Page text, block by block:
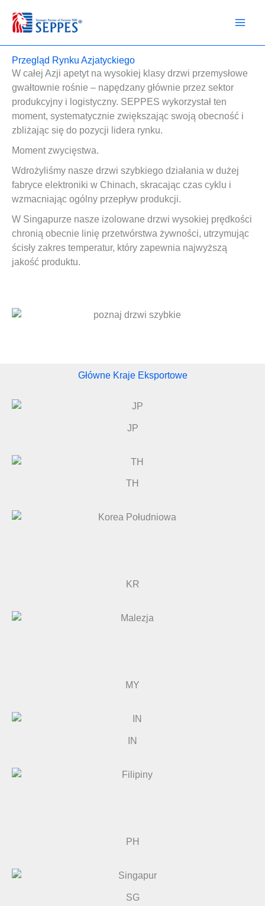
treści
Przegląd Rynku Azjatyckiego
W całej Azji apetyt na wysokiej klasy drzwi przemysłowe
gwałtownie rośnie – napędzany głównie przez sektor
produkcyjny i logistyczny. SEPPES wykorzystał ten
moment, systematycznie zwiększając swoją obecność i
zbliżając się do pozycji lidera rynku.
Moment zwycięstwa.
Wdrożyliśmy nasze drzwi szybkiego działania w dużej
fabryce elektroniki w Chinach, skracając czas cyklu i
wzmacniając ogólny przepływ produkcji.
W Singapurze nasze izolowane drzwi wysokiej prędkości
chronią obecnie linię przetwórstwa żywności, utrzymując
ścisły zakres temperatur, który zapewnia najwyższą
jakość produktu.
Główne Kraje Eksportowe
JP
TH
KR
MY
IN
PH
SG